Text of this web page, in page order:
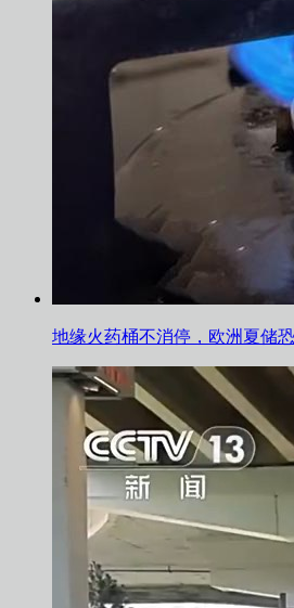
地缘火药桶不消停，欧洲夏储